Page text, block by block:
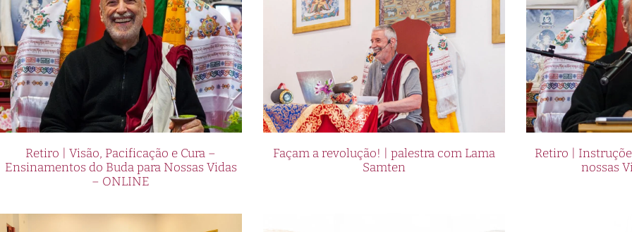
Retiro | Visão, Pacificação e Cura –
Ensinamentos do Buda para Nossas Vidas
– ONLINE
Façam a revolução! | palestra com Lama
Samten
Retiro |
nossas